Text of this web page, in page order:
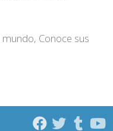
Conoce sus